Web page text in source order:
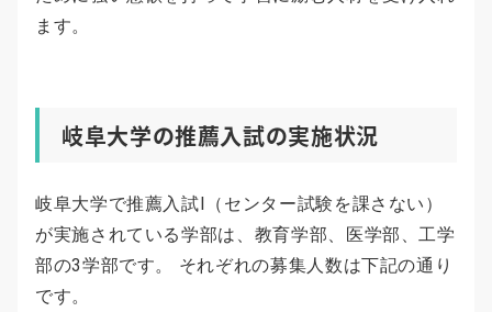
ます。
岐阜大学の推薦入試の実施状況
岐阜大学で推薦入試Ⅰ（センター試験を課さない）
が実施されている学部は、教育学部、医学部、工学
部の3学部です。 それぞれの募集人数は下記の通り
です。